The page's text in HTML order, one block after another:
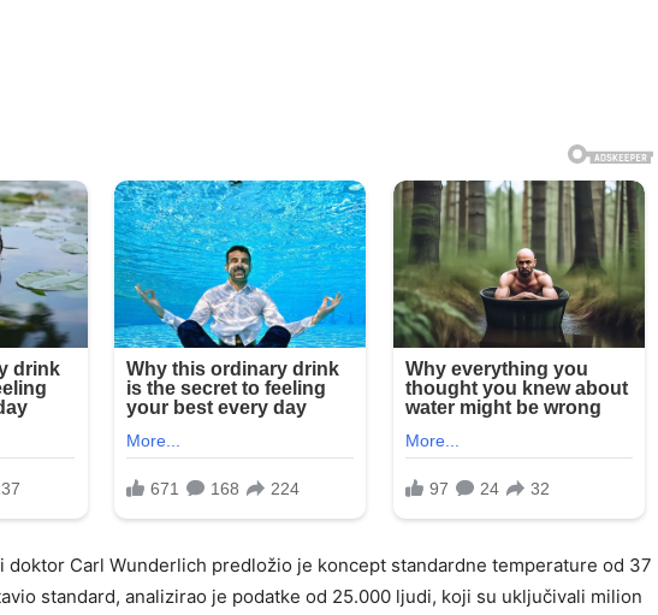
doktor Carl Wunderlich predložio je koncept standardne temperature od 37
standard, analizirao je podatke od 25.000 ljudi, koji su uključivali milion